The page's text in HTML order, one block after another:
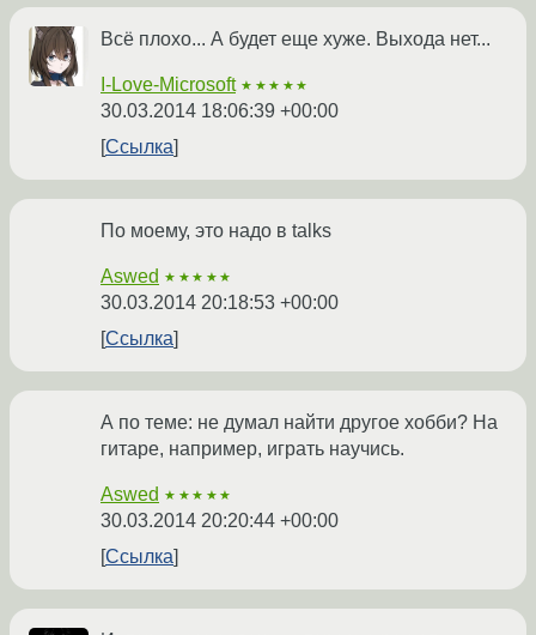
Всё плохо... А будет еще хуже. Выхода нет...
I-Love-Microsoft ★★★★★
30.03.2014 18:06:39 +00:00
Ссылка
По моему, это надо в talks
Aswed ★★★★★
30.03.2014 20:18:53 +00:00
Ссылка
А по теме: не думал найти другое хобби? На
гитаре, например, играть научись.
Aswed ★★★★★
30.03.2014 20:20:44 +00:00
Ссылка